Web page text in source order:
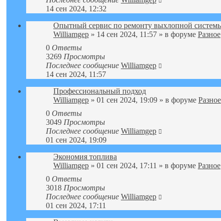
14 сен 2024, 12:32
Опытный сервис по ремонту выхлопной
Williamgep » 14 сен 2024, 11:57 » в форуме Разное
0 Ответы
3269 Просмотры
Последнее сообщение Williamgep
14 сен 2024, 11:57
Профессиональный подход
Williamgep » 01 сен 2024, 19:09 » в форуме Разное
0 Ответы
3049 Просмотры
Последнее сообщение Williamgep
01 сен 2024, 19:09
Экономия топлива
Williamgep » 01 сен 2024, 17:11 » в форуме Разное
0 Ответы
3018 Просмотры
Последнее сообщение Williamgep
01 сен 2024, 17:11